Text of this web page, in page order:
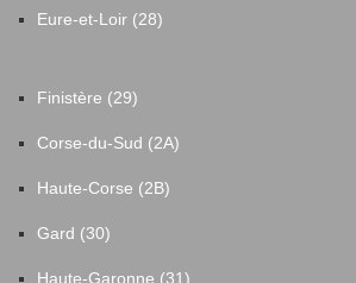
Eure-et-Loir (28)
Finistère (29)
Corse-du-Sud (2A)
Haute-Corse (2B)
Gard (30)
Haute-Garonne (31)